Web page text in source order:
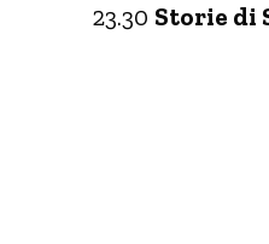
23.30 Storie di